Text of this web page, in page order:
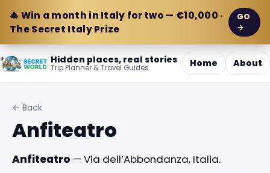
🎄 Win a month in Italy for two — €10,000 ·
The Secret Italy Prize
GO
→
Hidden places, real stories
Trip Planner & Travel Guides Home About
← Back
Anfiteatro
Anfiteatro — Via dell’Abbondanza, Italia.